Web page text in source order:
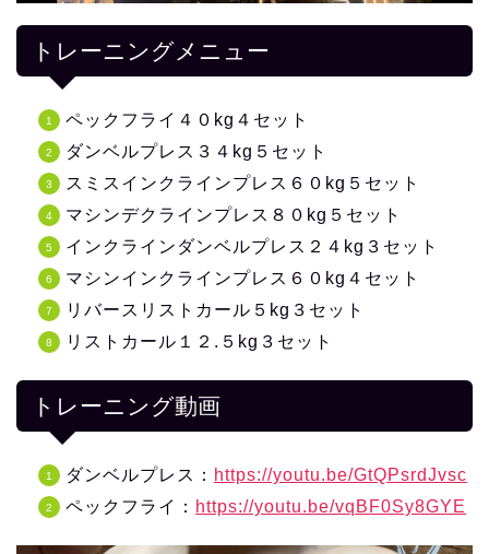
トレーニングメニュー
ペックフライ４０kg４セット
ダンベルプレス３４kg５セット
スミスインクラインプレス６０kg５セット
マシンデクラインプレス８０kg５セット
インクラインダンベルプレス２４kg３セット
マシンインクラインプレス６０kg４セット
リバースリストカール５kg３セット
リストカール１２.５kg３セット
トレーニング動画
ダンベルプレス： https://youtu.be/GtQPsrdJvsc
ペックフライ： https://youtu.be/vqBF0Sy8GYE